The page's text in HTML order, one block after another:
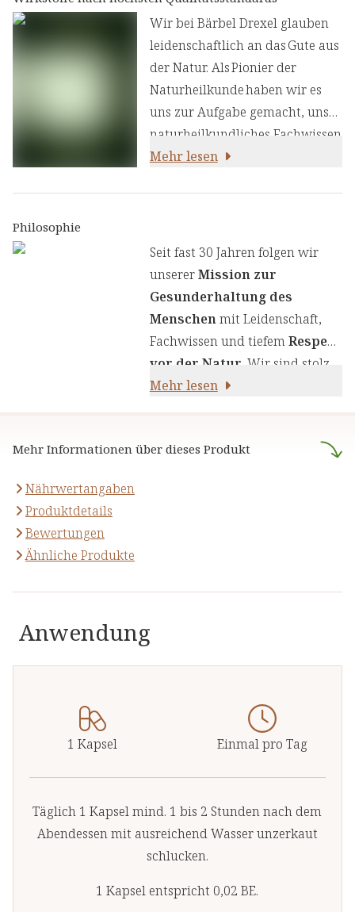
Darmgesundheit und den
Stoffwechsel ausgewählt.
Wir bei Bärbel Drexel glauben
leidenschaftlich an das Gute aus
der Natur. Als Pionier der
Naturheilkunde haben wir es
uns zur Aufgabe gemacht, unser
naturheilkundliches Fachwissen
und unsere Erfahrung mit den
Wir legen großen Wert auf
einen genauen Auswahlprozess
unserer Inhaltsstoffe, um Ihnen
sorgfältig zusammengestellte
Produkte zu liefern. Wir nutzen
die Kraft von Kräutern,
Pflanzenstoffen und anderen
Wohlbefinden.
Mehr lesen
Mehr Informationen über dieses Produkt
Nährwertangaben
Produktdetails
Bewertungen
Ähnliche Produkte
Anwendung
1 Kapsel Einmal pro Tag
Täglich 1 Kapsel mind. 1 bis 2 Stunden nach dem
Abendessen mit ausreichend Wasser unzerkaut
schlucken.
1 Kapsel entspricht 0,02 BE.
Philosophie
Seit fast 30 Jahren folgen wir
unsererMission zur
Gesunderhaltung des
Menschenmit Leidenschaft,
Fachwissen und tiefemRespekt
vor der Natur . Wir sind stolz
darauf,naturreine Produkte
stützen.
Mehr lesen